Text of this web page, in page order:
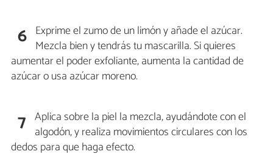
6 Exprime el zumo de un limón y añade el azúcar.
Mezcla bien y tendrás tu mascarilla. Si quieres
aumentar el poder exfoliante, aumenta la cantidad de
azúcar o usa azúcar moreno.
7 Aplica sobre la piel la mezcla, ayudándote con el
algodón, y realiza movimientos circulares con los
dedos para que haga efecto.